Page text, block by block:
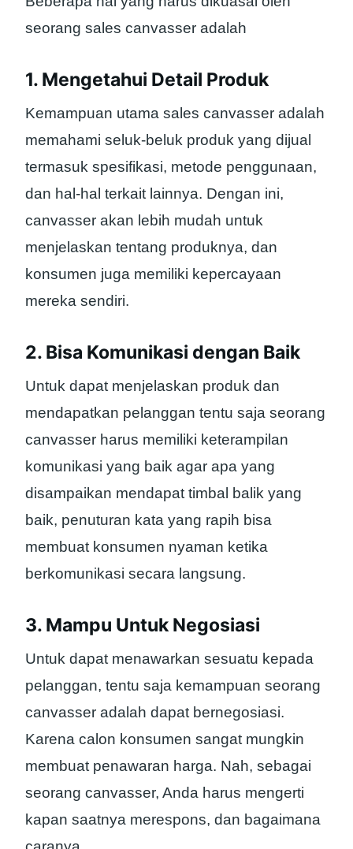
seorang sales canvasser adalah
1. Mengetahui Detail Produk
Kemampuan utama sales canvasser adalah
memahami seluk-beluk produk yang dijual
termasuk spesifikasi, metode penggunaan,
dan hal-hal terkait lainnya. Dengan ini,
canvasser akan lebih mudah untuk
menjelaskan tentang produknya, dan
konsumen juga memiliki kepercayaan
mereka sendiri.
2. Bisa Komunikasi dengan Baik
Untuk dapat menjelaskan produk dan
mendapatkan pelanggan tentu saja seorang
canvasser harus memiliki keterampilan
komunikasi yang baik agar apa yang
disampaikan mendapat timbal balik yang
baik, penuturan kata yang rapih bisa
membuat konsumen nyaman ketika
berkomunikasi secara langsung.
3. Mampu Untuk Negosiasi
Untuk dapat menawarkan sesuatu kepada
pelanggan, tentu saja kemampuan seorang
canvasser adalah dapat bernegosiasi.
Karena calon konsumen sangat mungkin
membuat penawaran harga. Nah, sebagai
seorang canvasser, Anda harus mengerti
kapan saatnya merespons, dan bagaimana